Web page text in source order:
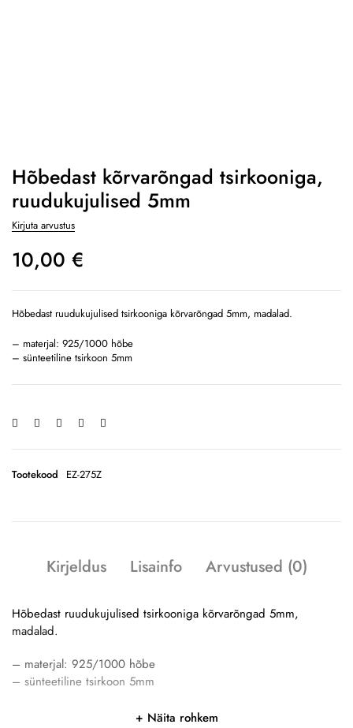
Hõbedast kõrvarõngad tsirkooniga,
ruudukujulised 5mm
Kirjuta arvustus
10,00 €
Hõbedast ruudukujulised tsirkooniga kõrvarõngad 5mm, madalad.
– materjal: 925/1000 hõbe
– sünteetiline tsirkoon 5mm
Tootekood EZ-275Z
Kirjeldus Lisainfo Arvustused (0)
Hõbedast ruudukujulised tsirkooniga kõrvarõngad 5mm,
madalad.
– materjal: 925/1000 hõbe
– sünteetiline tsirkoon 5mm
Näita rohkem